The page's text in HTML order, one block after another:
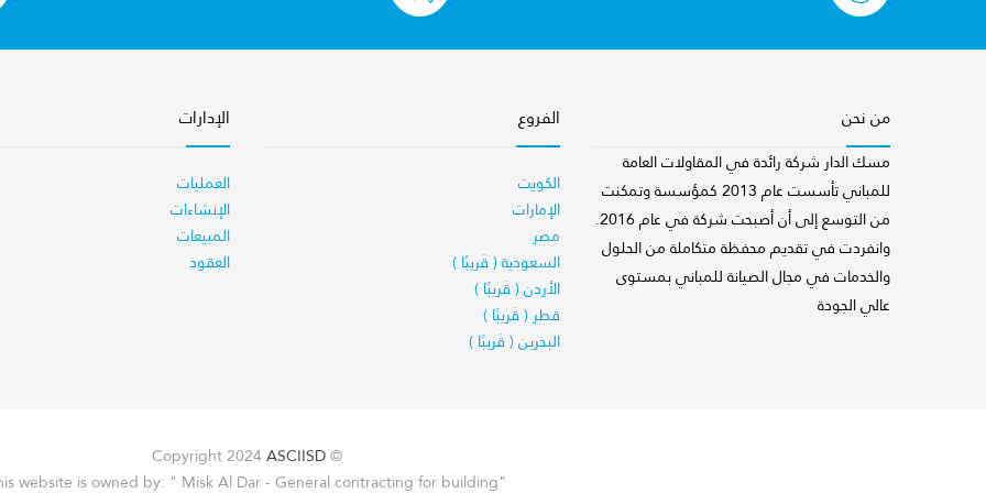
من نحن
مسك الدار شركة رائدة في المقاولات العامة
للمباني تأسست عام 2013 كمؤسسة وتمكنت
من التوسع إلى أن أصبحت شركة في عام 2016.
وانفردت في تقديم محفظة متكاملة من الحلول
والخدمات في مجال الصيانة للمباني بمستوى
عالي الجودة
الفروع
الكويت
الإمارات
مصر
السعودية ( قَريبًا )
الأردن ( قَريبًا )
قطر ( قَريبًا )
البحرين ( قَريبًا )
الإدارات
العمليات
الإنشاءات
المبيعات
العقود
© Copyright 2024
ASCIISD
website is owned by: " Misk Al Dar - General contracting for building"‎